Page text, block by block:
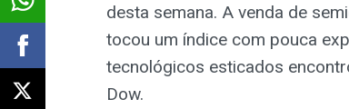
desta semana. A venda de
tocou um índice com pouca
tecnológicos esticados
Dow.